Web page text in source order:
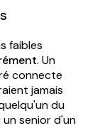
faibles
. Un
connecte
jamais
du
senior d'un